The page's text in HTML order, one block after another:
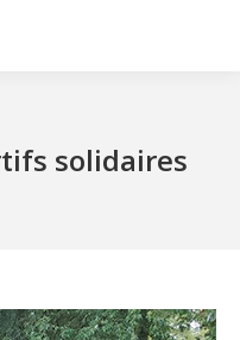
solidaires